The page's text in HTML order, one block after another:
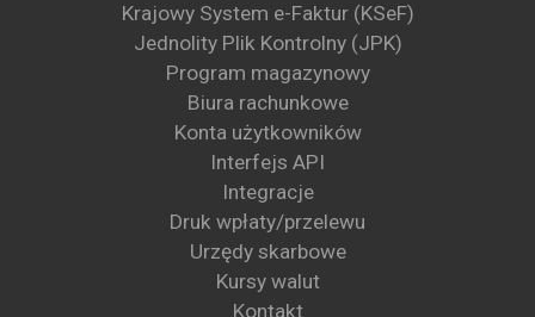
Krajowy System e-Faktur (KSeF)
Jednolity Plik Kontrolny (JPK)
Program magazynowy
Biura rachunkowe
Konta użytkowników
Interfejs API
Integracje
Druk wpłaty/przelewu
Urzędy skarbowe
Kursy walut
Kontakt